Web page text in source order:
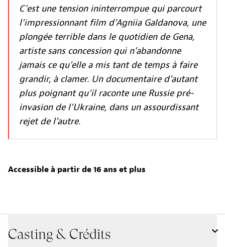
C’est une tension ininterrompue qui parcourt
l’impressionnant film d’Agniia Galdanova, une
plongée terrible dans le quotidien de Gena,
artiste sans concession qui n’abandonne
jamais ce qu’elle a mis tant de temps à faire
grandir, à clamer. Un documentaire d’autant
plus poignant qu’il raconte une Russie pré-
invasion de l’Ukraine, dans un assourdissant
rejet de l’autre.
Accessible à partir de 16 ans et plus
Casting & Crédits